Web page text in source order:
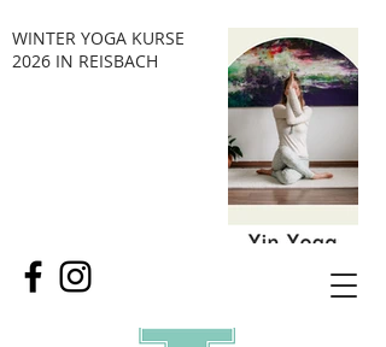
WINTER YOGA KURSE
2026 IN REISBACH